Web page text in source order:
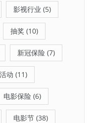
影视行业 (5)
抽奖 (10)
新冠保险 (7)
活动 (11)
电影保险 (6)
电影节 (38)